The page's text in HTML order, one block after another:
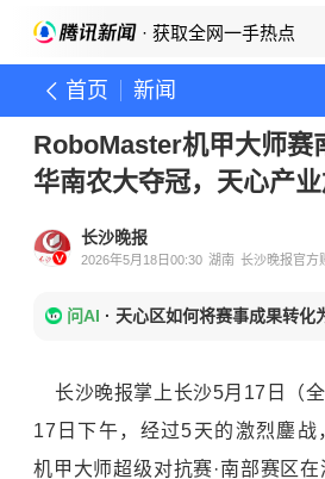
· 获取全网一手热点
首页 新闻
RoboMaster机甲大师赛
华南农大夺冠，天心产
长沙晚报
2026年5月18日00:30 湖南 长沙晚报官方
问AI · 天心区如何将赛事成果转化
长沙晚报掌上长沙5月17日（全
17日下午，经过5天的激烈鏖战
机甲大师超级对抗赛·南部赛区